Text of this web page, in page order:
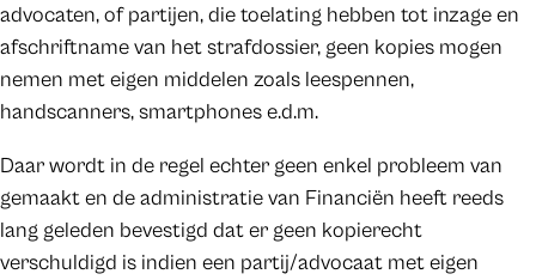
advocaten, of partijen, die toelating hebben tot inzage en
afschriftname van het strafdossier, geen kopies mogen
nemen met eigen middelen zoals leespennen,
handscanners, smartphones e.d.m.
Daar wordt in de regel echter geen enkel probleem van
gemaakt en de administratie van Financiën heeft reeds
lang geleden bevestigd dat er geen kopierecht
verschuldigd is indien een partij/advocaat met eigen